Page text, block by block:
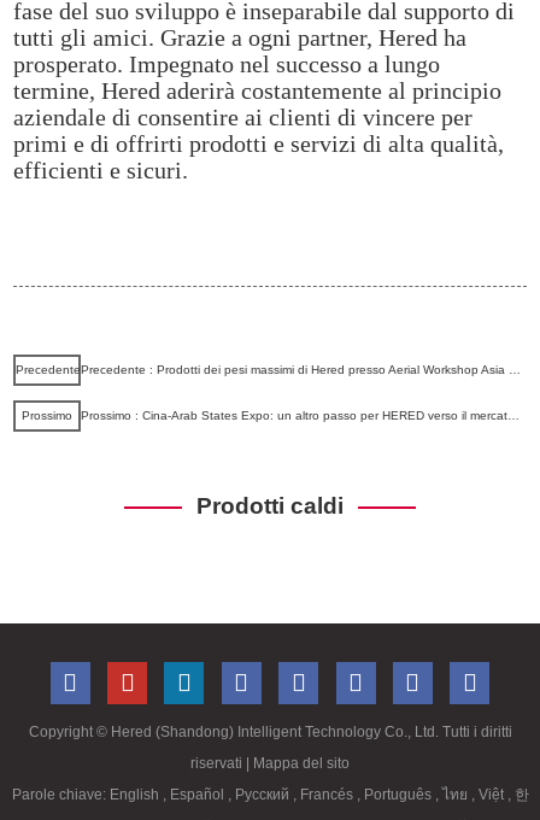
fase del suo sviluppo è inseparabile dal supporto di
tutti gli amici. Grazie a ogni partner, Hered ha
prosperato. Impegnato nel successo a lungo
termine, Hered aderirà costantemente al principio
aziendale di consentire ai clienti di vincere per
primi e di offrirti prodotti e servizi di alta qualità,
efficienti e sicuri.
PrecedentePrecedente : Prodotti dei pesi massimi di Hered presso Aerial Workshop Asia 2021
Prossimo Prossimo : Cina-Arab States Expo: un altro passo per HERED verso il mercato internazionale
Prodotti caldi
Copyright © Hered (Shandong) Intelligent Technology Co., Ltd. Tutti i diritti
riservati
| Mappa del sito
Parole chiave: English , Español , Русский , Francés , Português , ไทย , Việt , 한